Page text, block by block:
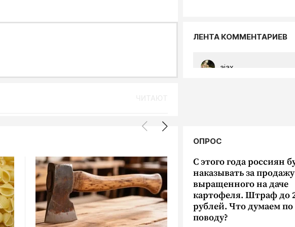
ЛЕНТА КОММЕНТАРИЕВ
ajax
Калужанин украл бутылку
07.08, 12:47
Пилот
Какая мерзость эта новость.
архитектор Киреев и
митрополит Климент
07.08, 05:00 10 9858
Общество
ОПРОС
С этого года россиян
наказывать за продажу
выращенного на даче
картофеля. Штраф до
рублей. Что думаем по
поводу?